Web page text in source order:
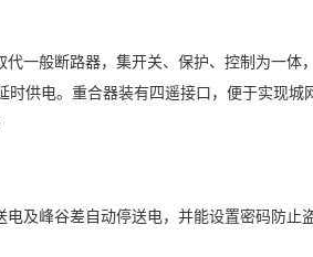
一般断路器，集开关、保护、控制为一体
供电。重合器装有四遥接口，便于实现
峰谷差自动停送电，并能设置密码防止盗